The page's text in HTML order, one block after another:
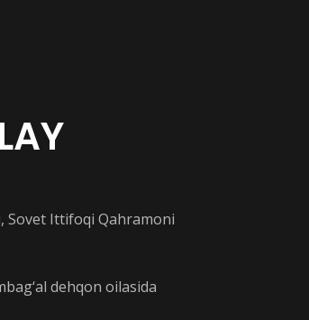
Sovet Ittifoqi Qahramoni
dehqon oilasida